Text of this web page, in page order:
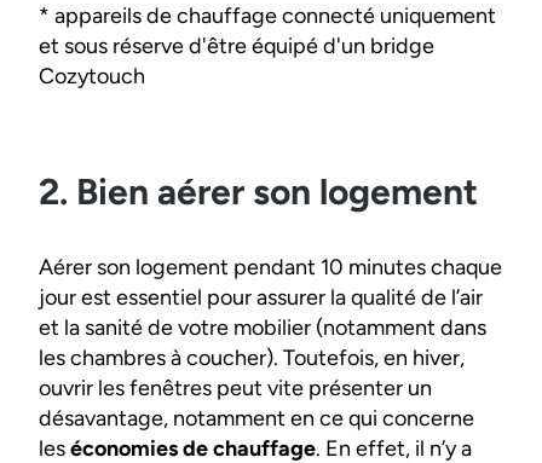
* appareils de chauffage connecté uniquement
et sous réserve d'être équipé d'un bridge
Cozytouch
2. Bien aérer son logement
Aérer son logement pendant 10 minutes chaque
jour est essentiel pour assurer la qualité de l’air
et la sanité de votre mobilier (notamment dans
les chambres à coucher). Toutefois, en hiver,
ouvrir les fenêtres peut vite présenter un
désavantage, notamment en ce qui concerne
leséconomies de chauffage. En effet, il n’y a